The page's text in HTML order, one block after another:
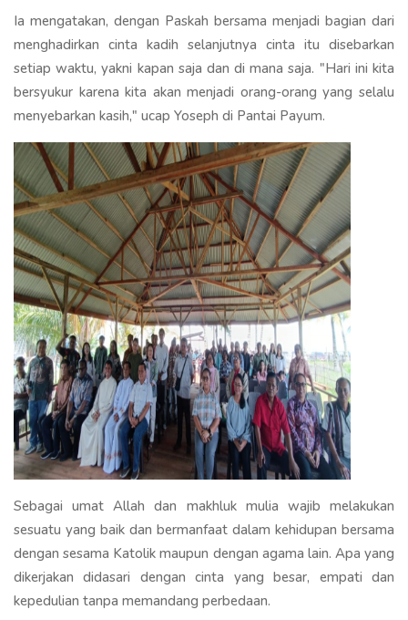
Ia mengatakan, dengan Paskah bersama menjadi bagian dari
menghadirkan cinta kadih selanjutnya cinta itu disebarkan
setiap waktu, yakni kapan saja dan di mana saja. "Hari ini kita
bersyukur karena kita akan menjadi orang-orang yang selalu
menyebarkan kasih," ucap Yoseph di Pantai Payum.
Sebagai umat Allah dan makhluk mulia wajib melakukan
sesuatu yang baik dan bermanfaat dalam kehidupan bersama
dengan sesama Katolik maupun dengan agama lain. Apa yang
dikerjakan didasari dengan cinta yang besar, empati dan
kepedulian tanpa memandang perbedaan.